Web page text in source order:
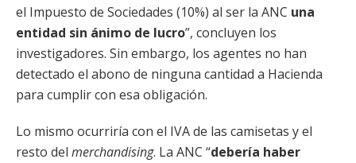
el Impuesto de Sociedades (10%) al ser la ANC una
entidad sin ánimo de lucro”, concluyen los
investigadores. Sin embargo, los agentes no han
detectado el abono de ninguna cantidad a Hacienda
para cumplir con esa obligación.
Lo mismo ocurriría con el IVA de las camisetas y el
resto del merchandising. La ANC “debería haber